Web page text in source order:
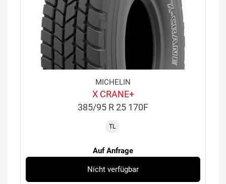
MICHELIN
X CRANE+
385/95 R 25 170F
TL
Auf Anfrage
Nicht verfügbar